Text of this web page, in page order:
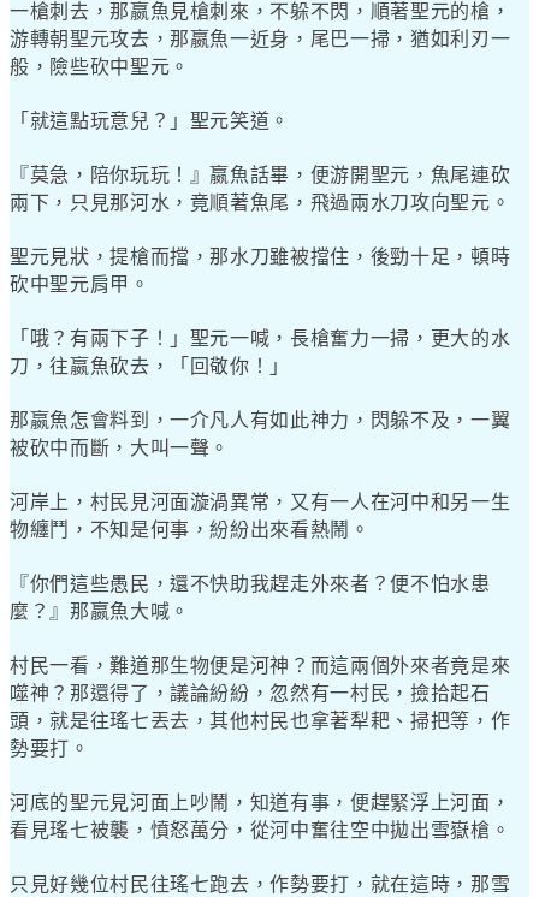
一槍刺去，那嬴魚見槍刺來，不躲不閃，順著聖元的槍，
游轉朝聖元攻去，那嬴魚一近身，尾巴一掃，猶如利刃一
般，險些砍中聖元。
「就這點玩意兒？」聖元笑道。
『莫急，陪你玩玩！』嬴魚話畢，便游開聖元，魚尾連砍
兩下，只見那河水，竟順著魚尾，飛過兩水刀攻向聖元。
聖元見狀，提槍而擋，那水刀雖被擋住，後勁十足，頓時
砍中聖元肩甲。
「哦？有兩下子！」聖元一喊，長槍奮力一掃，更大的水
刀，往嬴魚砍去，「回敬你！」
那嬴魚怎會料到，一介凡人有如此神力，閃躲不及，一翼
被砍中而斷，大叫一聲。
河岸上，村民見河面漩渦異常，又有一人在河中和另一生
物纏鬥，不知是何事，紛紛出來看熱鬧。
『你們這些愚民，還不快助我趕走外來者？便不怕水患
麼？』那嬴魚大喊。
村民一看，難道那生物便是河神？而這兩個外來者竟是來
噬神？那還得了，議論紛紛，忽然有一村民，撿拾起石
頭，就是往瑤七丟去，其他村民也拿著犁耙、掃把等，作
勢要打。
河底的聖元見河面上吵鬧，知道有事，便趕緊浮上河面，
看見瑤七被襲，憤怒萬分，從河中奮往空中拋出雪嶽槍。
只見好幾位村民往瑤七跑去，作勢要打，就在這時，那雪